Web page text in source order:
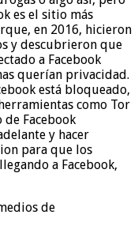
es el sitio más
en 2016, hicieron
y descubrieron que
a Facebook
querían privacidad.
está bloqueado,
como Tor
Facebook
y hacer
para que los
a Facebook,
de